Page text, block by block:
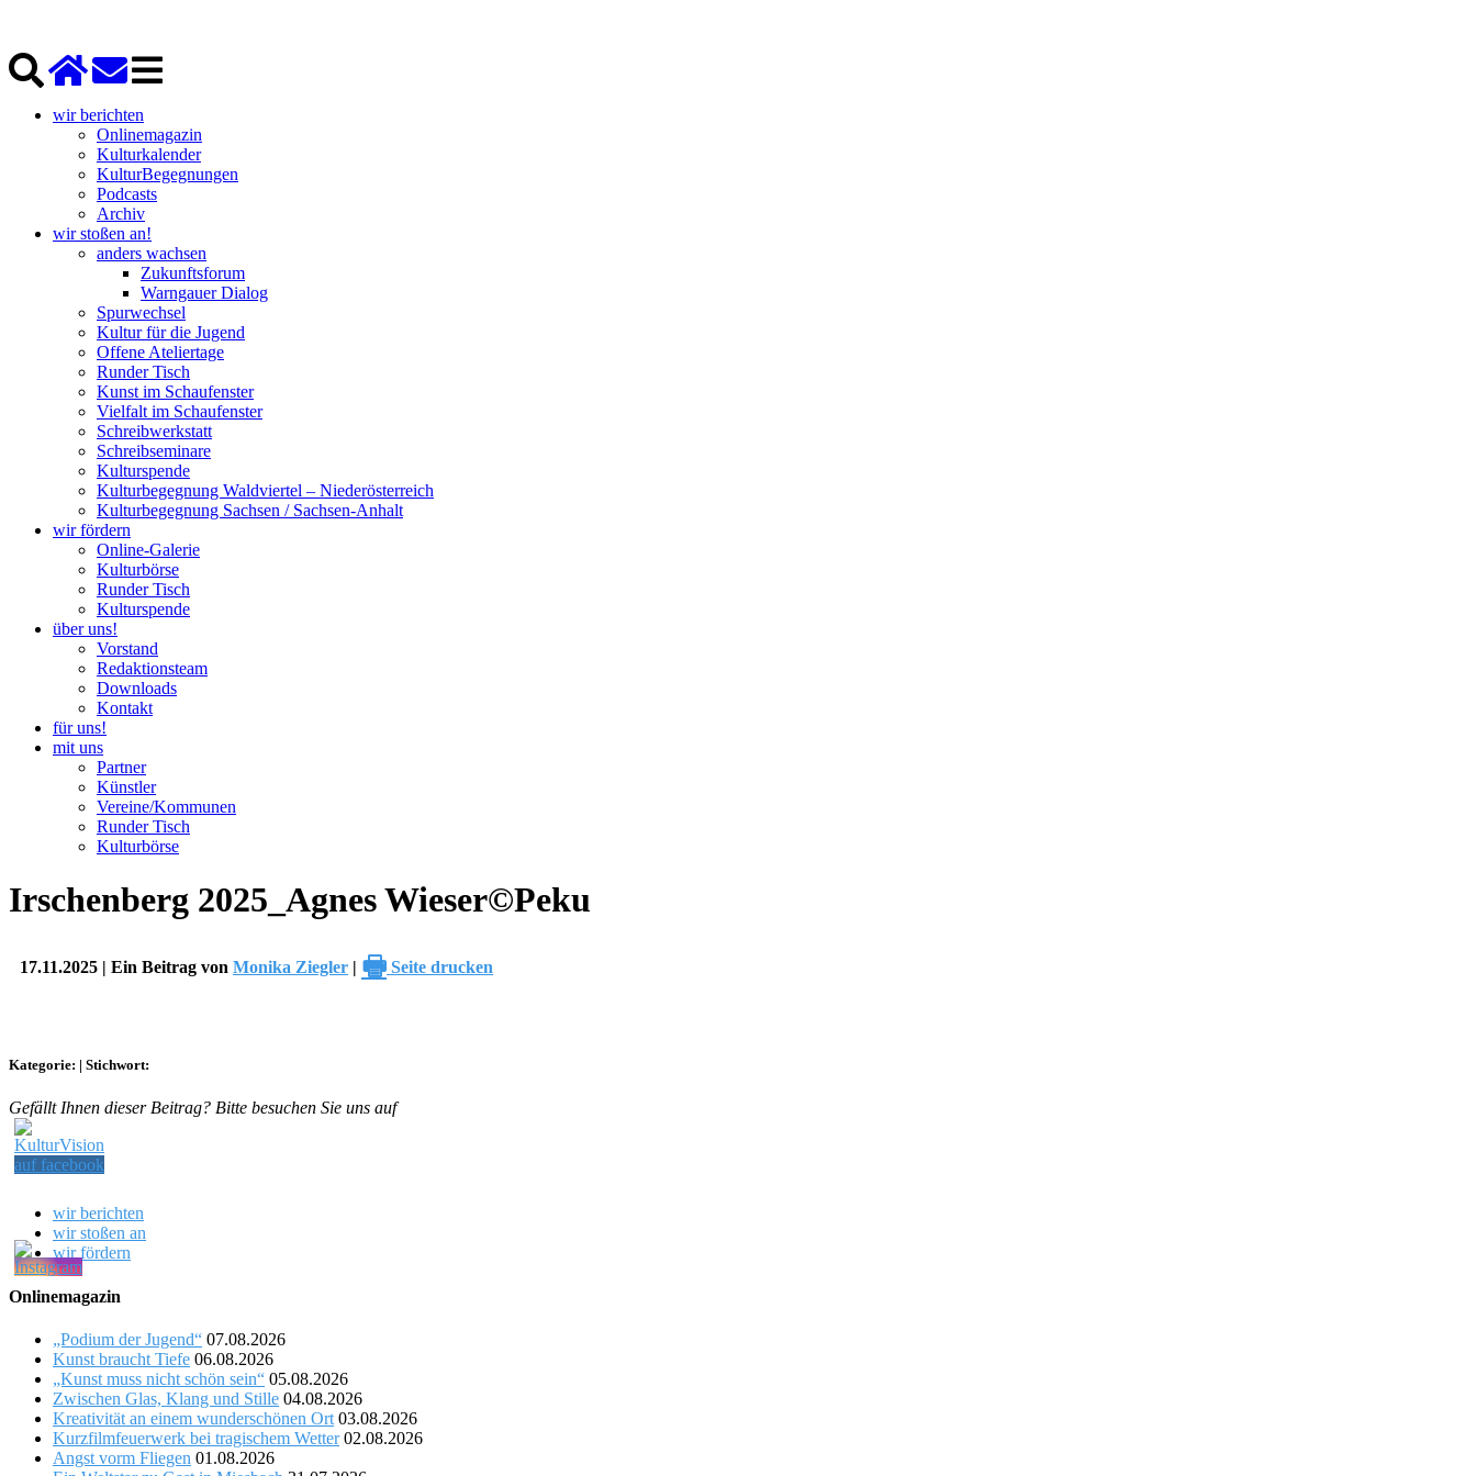
wir berichten
Onlinemagazin
Kulturkalender
KulturBegegnungen
Podcasts
Archiv
wir stoßen an!
anders wachsen
Zukunftsforum
Warngauer Dialog
Spurwechsel
Kultur für die Jugend
Offene Ateliertage
Runder Tisch
Kunst im Schaufenster
Vielfalt im Schaufenster
Schreibwerkstatt
Schreibseminare
Kulturspende
Kulturbegegnung Waldviertel – Niederösterreich
Kulturbegegnung Sachsen / Sachsen-Anhalt
wir fördern
Online-Galerie
Kulturbörse
Runder Tisch
Kulturspende
über uns!
Vorstand
Redaktionsteam
Downloads
Kontakt
für uns!
mit uns
Partner
Künstler
Vereine/Kommunen
Runder Tisch
Kulturbörse
Irschenberg 2025_Agnes Wieser©Peku
17.11.2025 | Ein Beitrag von Monika Ziegler | 🖶 Seite drucken
Kategorie: | Stichwort:
Gefällt Ihnen dieser Beitrag? Bitte besuchen Sie uns auf
wir berichten
wir stoßen an
wir fördern
Onlinemagazin
„Podium der Jugend“ 07.08.2026
Kunst braucht Tiefe 06.08.2026
„Kunst muss nicht schön sein“ 05.08.2026
Zwischen Glas, Klang und Stille 04.08.2026
Kreativität an einem wunderschönen Ort 03.08.2026
Kurzfilmfeuerwerk bei tragischem Wetter 02.08.2026
Angst vorm Fliegen 01.08.2026